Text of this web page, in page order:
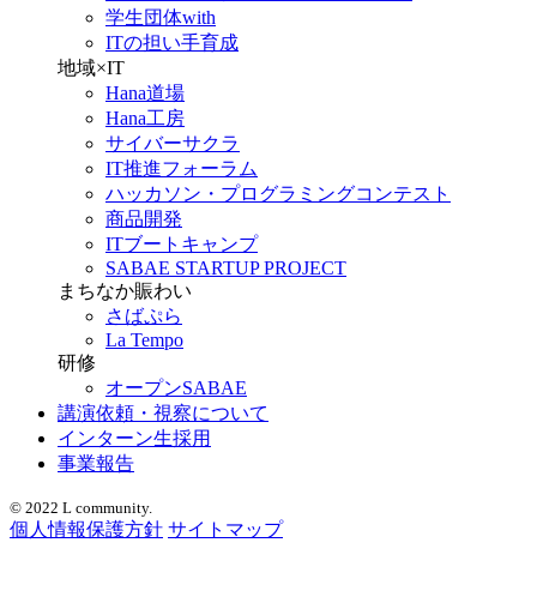
学生団体with
ITの担い手育成
地域×IT
Hana道場
Hana工房
サイバーサクラ
IT推進フォーラム
ハッカソン・プログラミングコンテスト
商品開発
ITブートキャンプ
SABAE STARTUP PROJECT
まちなか賑わい
さばぷら
La Tempo
研修
オープンSABAE
講演依頼・視察について
インターン生採用
事業報告
© 2022 L community.
個人情報保護方針 サイトマップ